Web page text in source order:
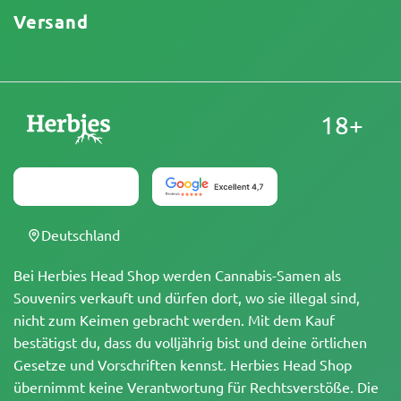
Versand
Bei Herbies Head Shop werden Cannabis-Samen als
Souvenirs verkauft und dürfen dort, wo sie illegal sind,
nicht zum Keimen gebracht werden. Mit dem Kauf
bestätigst du, dass du volljährig bist und deine örtlichen
Gesetze und Vorschriften kennst. Herbies Head Shop
übernimmt keine Verantwortung für Rechtsverstöße. Die
18+
Deutschland